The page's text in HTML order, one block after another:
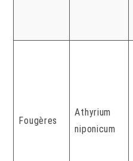
Fougères
Athyrium
niponicum